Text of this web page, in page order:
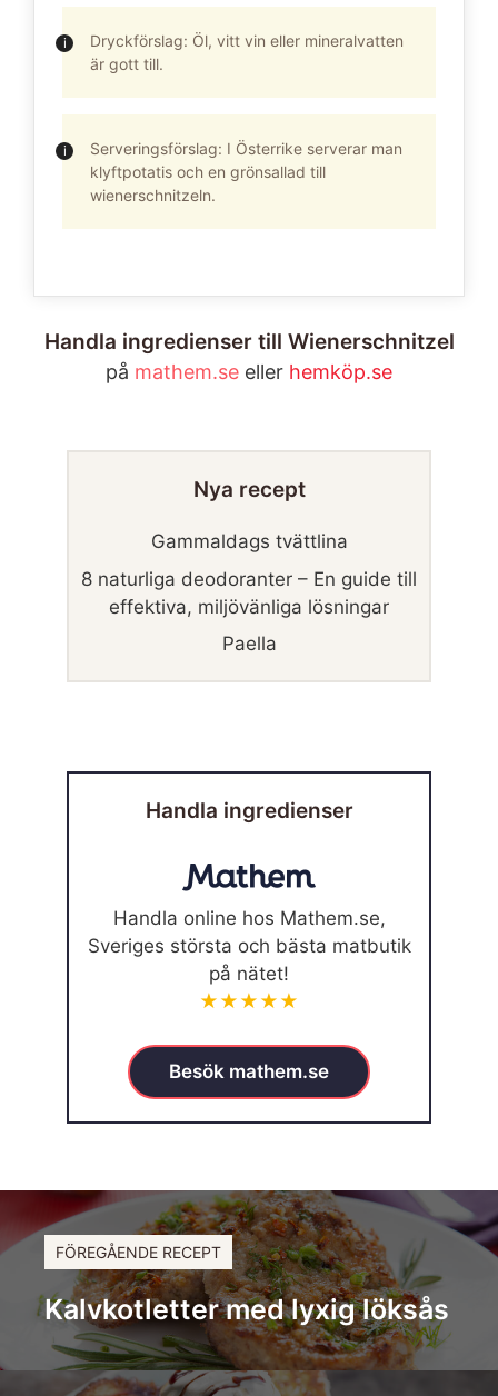
Dryckförslag: Öl, vitt vin eller mineralvatten
är gott till.
Serveringsförslag: I Österrike serverar man
klyftpotatis och en grönsallad till
wienerschnitzeln.
Handla ingredienser till Wienerschnitzel
på mathem.se eller hemköp.se
Nya recept
Gammaldags tvättlina
8 naturliga deodoranter – En guide till
effektiva, miljövänliga lösningar
Paella
Handla ingredienser
Handla online hos Mathem.se,
Sveriges största och bästa matbutik
på nätet!
★★★★★
Besök mathem.se
FÖREGÅENDE RECEPT
Kalvkotletter med lyxig löksås